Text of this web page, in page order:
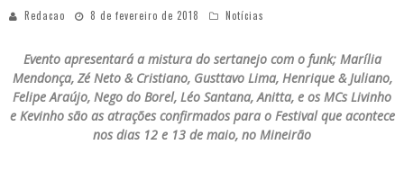
Redacao 8 de fevereiro de 2018 Notícias
Evento apresentará a mistura do sertanejo com o funk; Marília
Mendonça, Zé Neto & Cristiano, Gusttavo Lima, Henrique & Juliano,
Felipe Araújo, Nego do Borel, Léo Santana, Anitta, e os MCs Livinho
e Kevinho são as atrações confirmados para o Festival que acontece
nos dias 12 e 13 de maio, no Mineirão